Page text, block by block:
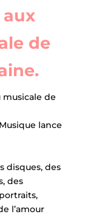
de
musicale de
lance
disques, des
des
l’amour